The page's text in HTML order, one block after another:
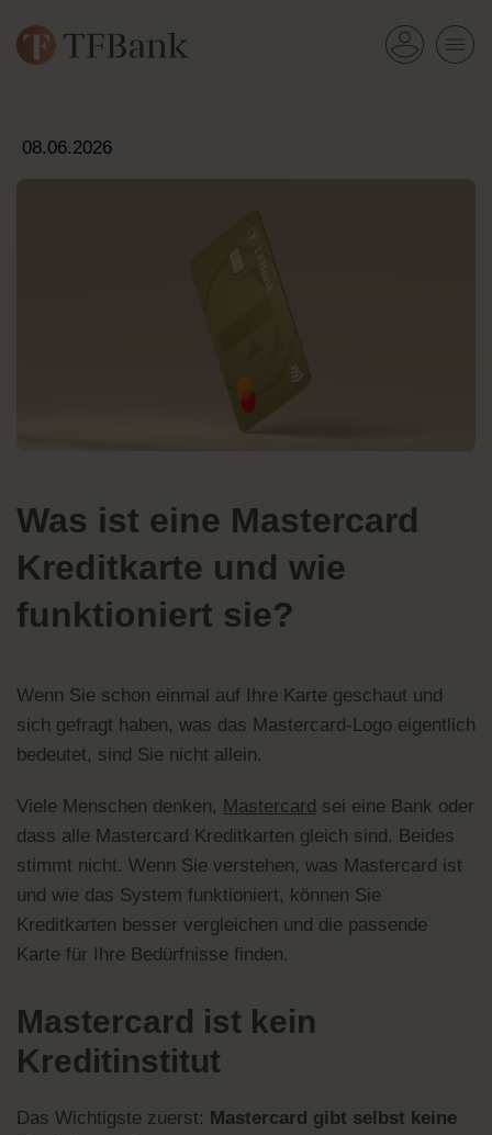
08.06.2026
Was ist eine Mastercard
Kreditkarte und wie
funktioniert sie?
Wenn Sie schon einmal auf Ihre Karte geschaut und
sich gefragt haben, was das Mastercard-Logo eigentlich
bedeutet, sind Sie nicht allein.
Viele Menschen denken, Mastercard sei eine Bank oder
dass alle Mastercard Kreditkarten gleich sind. Beides
stimmt nicht. Wenn Sie verstehen, was Mastercard ist
und wie das System funktioniert, können Sie
Kreditkarten besser vergleichen und die passende
Karte für Ihre Bedürfnisse finden.
Mastercard ist kein
Kreditinstitut
Das Wichtigste zuerst: Mastercard gibt selbst keine